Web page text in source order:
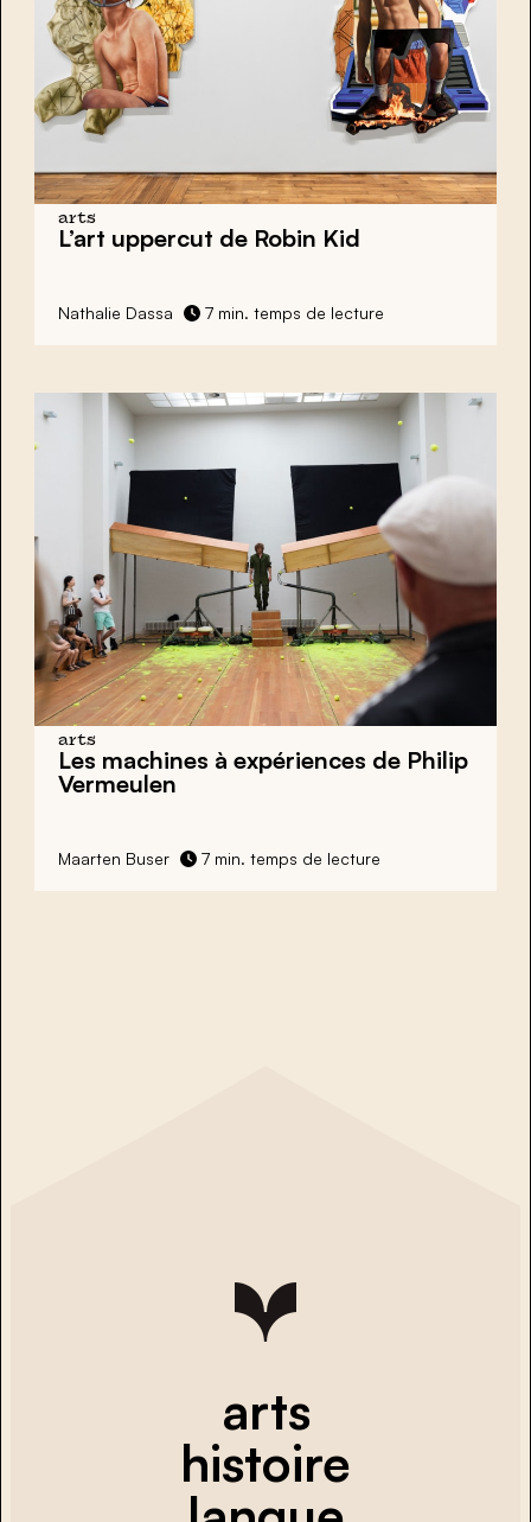
arts
L’art uppercut de Robin Kid
Nathalie Dassa 7 min. temps de lecture
arts
Les machines à expériences de Philip
Vermeulen
Maarten Buser 7 min. temps de lecture
arts
histoire